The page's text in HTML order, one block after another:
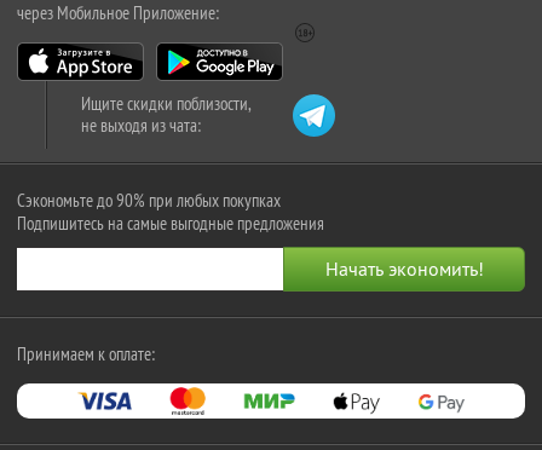
через Мобильное Приложение:
Ищите скидки поблизости,
не выходя из чата:
Сэкономьте до 90% при любых покупках
Подпишитесь на самые выгодные предложения
Принимаем к оплате: